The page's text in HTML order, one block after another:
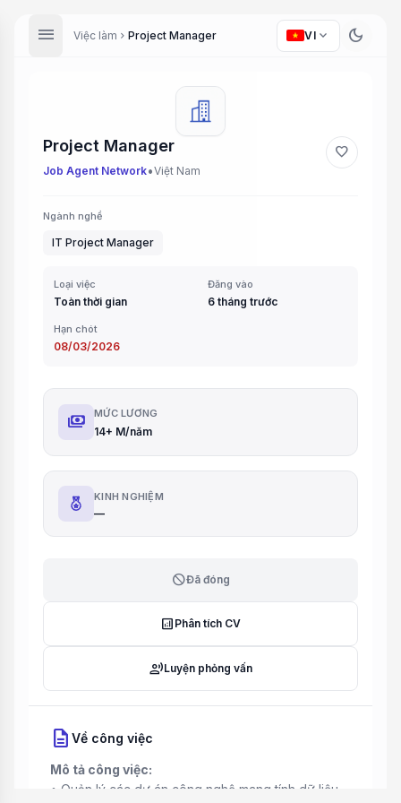
menu Việc làm chevron_right Project Manager VI expand_more dark_mode
Project Manager
Job Agent Network•Việt Nam
favorite
Ngành nghề
IT Project Manager
Loại việc
Toàn thời gian
Đăng vào
6 tháng trước
Hạn chót
08/03/2026
payments MỨC LƯƠNG
14+ M/năm
KINH NGHIỆM
—
blockĐã đóng
analytics Phân tích CV
record_voice_overLuyện phỏng vấn
description Về công việc
Mô tả công việc:
• Quản lý các dự án công nghệ mang tính dữ liệu